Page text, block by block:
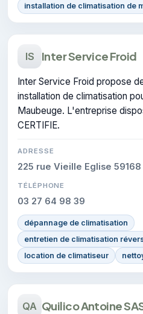
installation de climatisation de
IS Inter Service Froid
Inter Service Froid propose
installation de climatisation
Maubeuge. L'entreprise
CERTIFIE.
ADRESSE
225 rue Vieille Eglise
TÉLÉPHONE
03 27 64 98 39
dépannage de climatisation
entretien de climatisation
location de climatiseur
QA Quilico Antoine